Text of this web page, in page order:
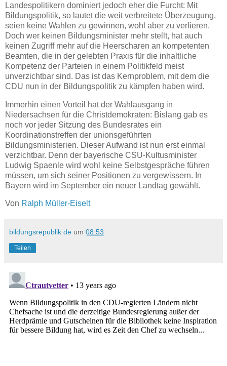
Landespolitikern dominiert jedoch eher die Furcht: Mit
Bildungspolitik, so lautet die weit verbreitete Überzeugung,
seien keine Wahlen zu gewinnen, wohl aber zu verlieren.
Doch wer keinen Bildungsminister mehr stellt, hat auch
keinen Zugriff mehr auf die Heerscharen an kompetenten
Beamten, die in der gelebten Praxis für die inhaltliche
Kompetenz der Parteien in einem Politikfeld meist
unverzichtbar sind. Das ist das Kernproblem, mit dem die
CDU nun in der Bildungspolitik zu kämpfen haben wird.
Immerhin einen Vorteil hat der Wahlausgang in
Niedersachsen für die Christdemokraten: Bislang gab es
noch vor jeder Sitzung des Bundesrates ein
Koordinationstreffen der unionsgeführten
Bildungsministerien. Dieser Aufwand ist nun erst einmal
verzichtbar. Denn der bayerische CSU-Kultusminister
Ludwig Spaenle wird wohl keine Selbstgespräche führen
müssen, um sich seiner Positionen zu vergewissern. In
Bayern wird im September ein neuer Landtag gewählt.
Von Ralph Müller-Eiselt
bildungsrepublik.de um 08:53
Teilen